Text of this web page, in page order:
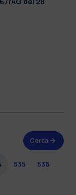
Cerca
535 536